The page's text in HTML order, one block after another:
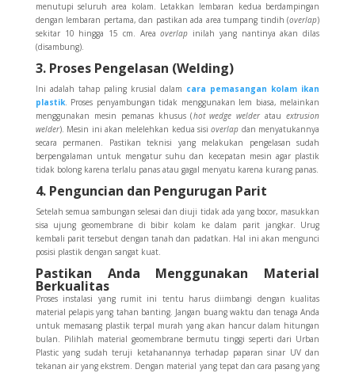
menutupi seluruh area kolam. Letakkan lembaran kedua berdampingan
dengan lembaran pertama, dan pastikan ada area tumpang tindih (overlap)
sekitar 10 hingga 15 cm. Areaoverlap inilah yang nantinya akan dilas
(disambung).
3. Proses Pengelasan (Welding)
Ini adalah tahap paling krusial dalam cara pemasangan kolam ikan
plastik. Proses penyambungan tidak menggunakan lem biasa, melainkan
menggunakan mesin pemanas khusus (hot wedge welder atauextrusion
welder). Mesin ini akan melelehkan kedua sisioverlap dan menyatukannya
secara permanen. Pastikan teknisi yang melakukan pengelasan sudah
berpengalaman untuk mengatur suhu dan kecepatan mesin agar plastik
tidak bolong karena terlalu panas atau gagal menyatu karena kurang panas.
4. Penguncian dan Pengurugan Parit
Setelah semua sambungan selesai dan diuji tidak ada yang bocor, masukkan
sisa ujung geomembrane di bibir kolam ke dalam parit jangkar. Urug
kembali parit tersebut dengan tanah dan padatkan. Hal ini akan mengunci
posisi plastik dengan sangat kuat.
Pastikan Anda Menggunakan Material
Berkualitas
Proses instalasi yang rumit ini tentu harus diimbangi dengan kualitas
material pelapis yang tahan banting. Jangan buang waktu dan tenaga Anda
untuk memasang plastik terpal murah yang akan hancur dalam hitungan
bulan. Pilihlah material geomembrane bermutu tinggi seperti dari Urban
Plastic yang sudah teruji ketahanannya terhadap paparan sinar UV dan
tekanan air yang ekstrem. Dengan material yang tepat dan cara pasang yang